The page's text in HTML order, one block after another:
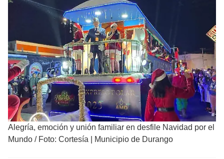
Alegría, emoción y unión familiar en desfile Navidad por el
Mundo / Foto: Cortesía | Municipio de Durango